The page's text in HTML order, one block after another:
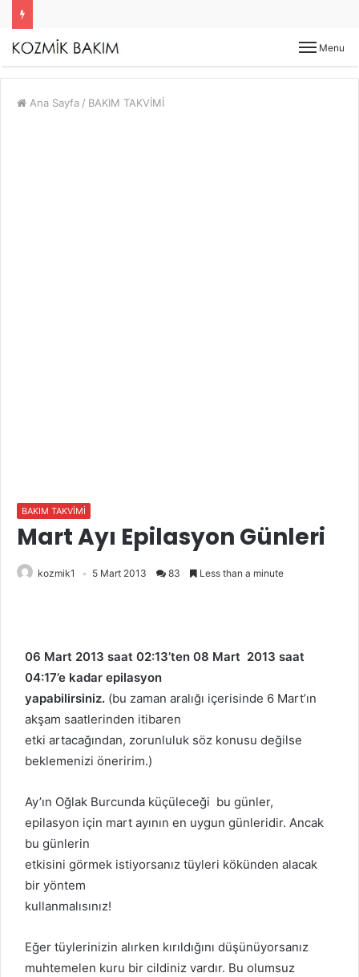
Menu
Ana Sayfa / BAKIM TAKVİMİ
BAKIM TAKVİMİ
Mart Ayı Epilasyon Günleri
kozmik1 5 Mart 2013 83 Less than a minute
06 Mart 2013 saat 02:13’ten 08 Mart 2013 saat
04:17’e kadar epilasyon
yapabilirsiniz. (bu zaman aralığı içerisinde 6 Mart’ın
akşam saatlerinden itibaren
etki artacağından, zorunluluk söz konusu değilse
beklemenizi öneririm.)
Ay’ın Oğlak Burcunda küçüleceği bu günler,
epilasyon için mart ayının en uygun günleridir. Ancak
bu günlerin
etkisini görmek istiyorsanız tüyleri kökünden alacak
bir yöntem
kullanmalısınız!
Eğer tüylerinizin alırken kırıldığını düşünüyorsanız
muhtemelen kuru bir cildiniz vardır. Bu olumsuz